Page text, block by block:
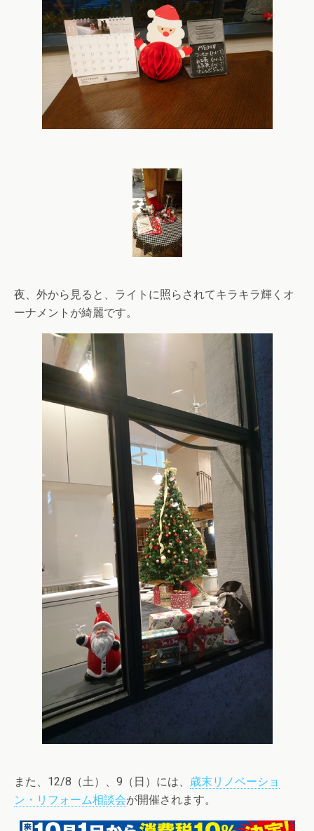
夜、外から見ると、ライトに照らされてキラキラ輝くオ
ーナメントが綺麗です。
また、12/8（土）、9（日）には、 歳末リノベーショ
ン・リフォーム相談会が開催されます。